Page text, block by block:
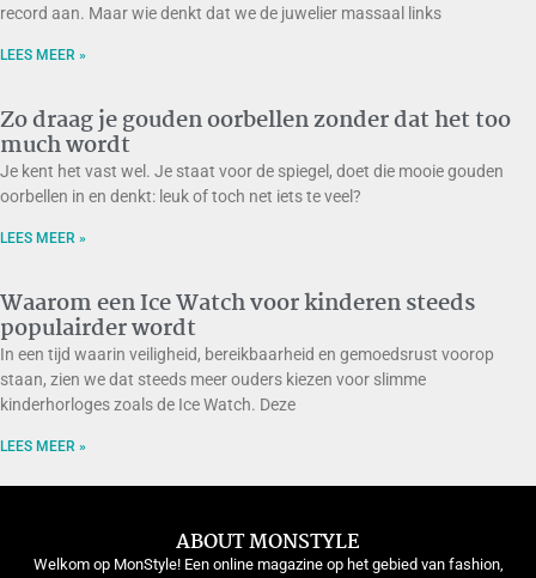
record aan. Maar wie denkt dat we de juwelier massaal links
LEES MEER »
Zo draag je gouden oorbellen zonder dat het too
much wordt
Je kent het vast wel. Je staat voor de spiegel, doet die mooie gouden
oorbellen in en denkt: leuk of toch net iets te veel?
LEES MEER »
Waarom een Ice Watch voor kinderen steeds
populairder wordt
In een tijd waarin veiligheid, bereikbaarheid en gemoedsrust voorop
staan, zien we dat steeds meer ouders kiezen voor slimme
kinderhorloges zoals de Ice Watch. Deze
LEES MEER »
ABOUT MONSTYLE
Welkom op MonStyle! Een online magazine op het gebied van fashion,